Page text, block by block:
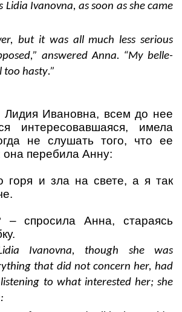
Lidia Ivanovna, as soon as she came
but it was all much less serious
answered Anna. “My belle-
too hasty.”
Ивановна, всем до нее
интересовавшаяся, имела
не слушать того, что ее
она перебила Анну:
горя и зла на свете, а я так
– спросила Анна, стараясь
Ivanovna, though she was
that did not concern her, had
to what interested her; she